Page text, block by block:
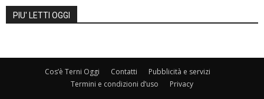
PIU' LETTI OGGI
Cos’è Terni Oggi Contatti
Pubblicità e servizi
Termini e condizioni d’uso
Privacy